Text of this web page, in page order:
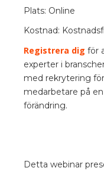
Plats: Online
Kostnad:
Registrera dig för
experter i
med rekrytering
medarbetare på
förändring.
Detta webinar